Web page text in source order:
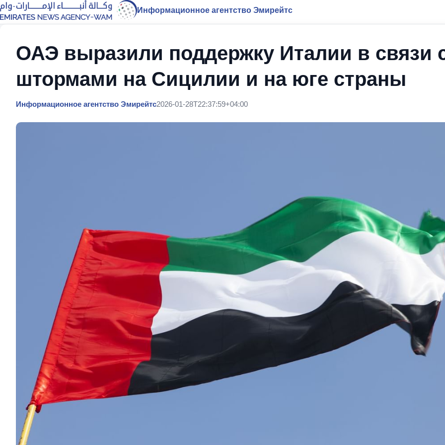
Информационное агентство Эмирейтс
ОАЭ выразили поддержку Италии в связи
штормами на Сицилии и на юге страны
Информационное агентство Эмирейтс2026-01-28T22:37:59+04:00